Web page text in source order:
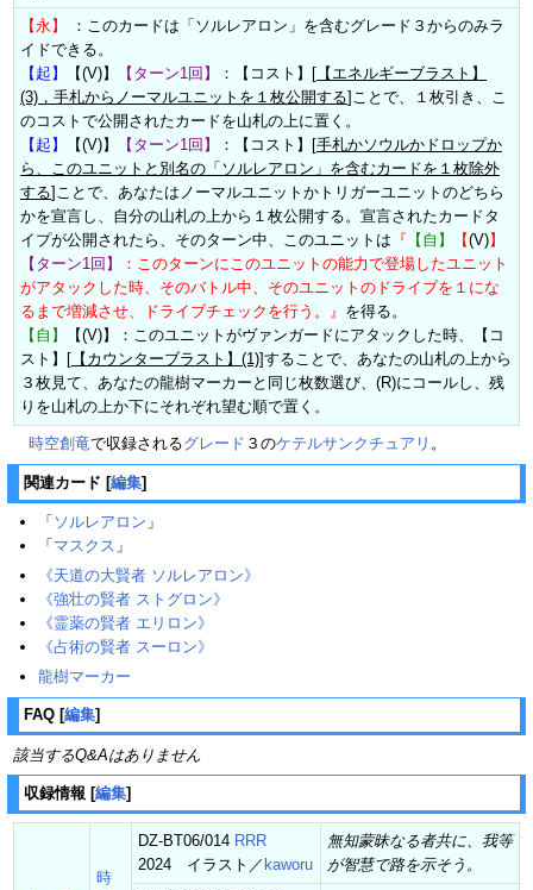
【永】
：このカードは「ソルレアロン」を含むグレード３からのみラ
イドできる。
【起】
【(V)】 【ターン1回】 ：【コスト】[ 【エネルギーブラスト】
(3)，手札からノーマルユニットを１枚公開する]ことで、１枚引き、こ
のコストで公開されたカードを山札の上に置く。
【起】
【(V)】 【ターン1回】 ：【コスト】[手札かソウルかドロップか
ら、このユニットと別名の「ソルレアロン」を含むカードを１枚除外
する]ことで、あなたはノーマルユニットかトリガーユニットのどちら
かを宣言し、自分の山札の上から１枚公開する。宣言されたカードタ
イプが公開されたら、そのターン中、このユニットは 『 【自】 【(V)】
【ターン1回】
：このターンにこのユニットの能力で登場したユニット
がアタックした時、そのバトル中、そのユニットのドライブを１にな
るまで増減させ、ドライブチェックを行う。』 を得る。
【自】
【(V)】：このユニットがヴァンガードにアタックした時、【コ
スト】[ 【カウンターブラスト】(1)]することで、あなたの山札の上から
３枚見て、あなたの龍樹マーカーと同じ枚数選び、(R)にコールし、残
りを山札の上か下にそれぞれ望む順で置く。
時空創竜で収録されるグレード ３のケテルサンクチュアリ 。
関連カード [編集]
「 ソルレアロン 」
「 マスクス 」
《天道の大賢者 ソルレアロン》‎
《強壮の賢者 ストグロン》‎
《霊薬の賢者 エリロン》‎
《占術の賢者 スーロン》‎
龍樹マーカー
FAQ [編集]
該当するQ&Aはありません
収録情報 [編集]
時
DZ-BT06/014 RRR
2024 イラスト／kaworu
無知蒙昧なる者共に、我等
が智慧で路を示そう。